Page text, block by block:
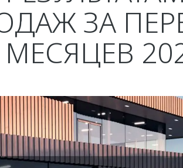
ЗА
МЕСЯЦЕВ